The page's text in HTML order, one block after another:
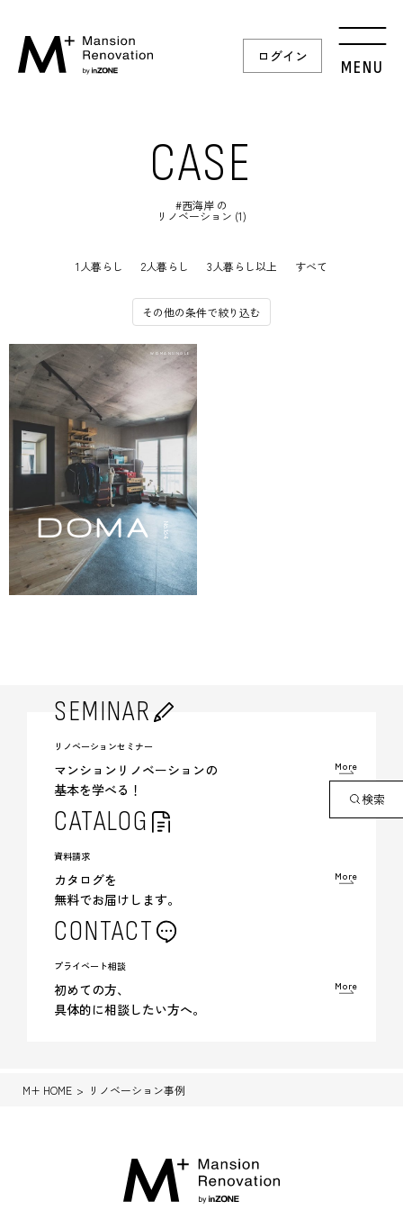
ログイン
MENU
CASE
#西海岸 の
リノベーション (1)
1人暮らし 2人暮らし 3人暮らし以上 すべて
その他の条件で絞り込む
DOMANo.164
WOMANSINGLE
検索
SEMINAR
リノベーションセミナー
マンションリノベーションの
基本を学べる！
More
CATALOG
資料請求
カタログを
無料でお届けします。
More
CONTACT
プライベート相談
初めての方、
具体的に相談したい方へ。
More
M+ HOME リノベーション事例